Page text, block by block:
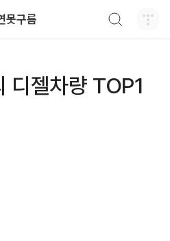
못구름
디젤차량 TOP1